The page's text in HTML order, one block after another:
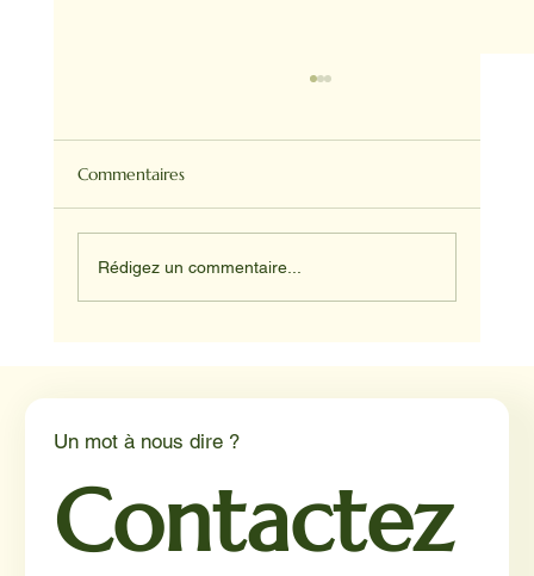
Commentaires
Rédigez un commentaire...
Un mot à nous dire ?
Contactez